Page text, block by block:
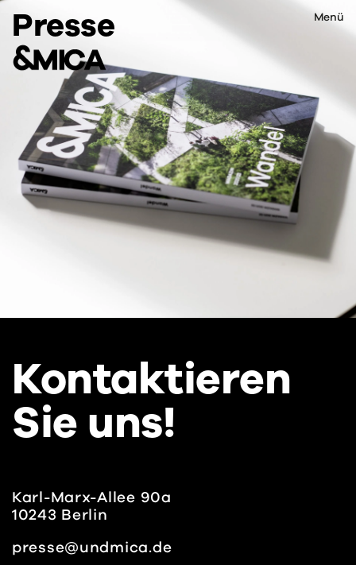
Presse Menü
Kontak­tieren
Sie uns!
Karl-Marx-Allee 90a
10243 Berlin
presse@​undmica.​de
Menü